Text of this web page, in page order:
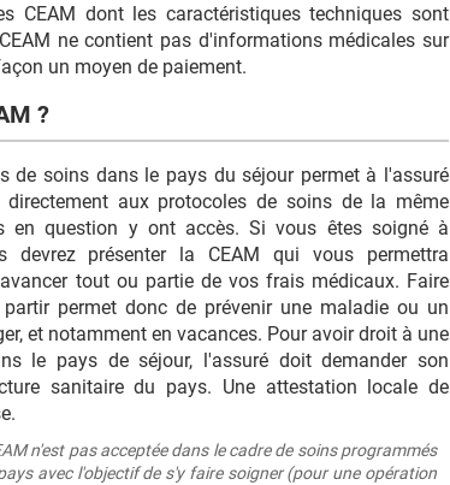
CEAM dont les caractéristiques techniques sont
ne contient pas d'informations médicales sur
un moyen de paiement.
?
de soins dans le pays du séjour permet à l'assuré
aux protocoles de soins de la même
en question y ont accès. Si vous êtes soigné à
devrez présenter la CEAM qui vous permettra
tout ou partie de vos frais médicaux. Faire
permet donc de prévenir une maladie ou un
et notamment en vacances. Pour avoir droit à une
le pays de séjour, l'assuré doit demander son
sanitaire du pays. Une attestation locale de
n'est pas acceptée dans le cadre de soins programmés
avec l'objectif de s'y faire soigner (pour une opération